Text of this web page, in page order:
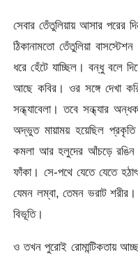
সেবার তেঁতুলিয়ায় আসার পরের
ঠিকানামতো তেঁতুলিয়া
ধরে হেঁটে যাচ্ছিল। বন্ধু বলে
আছে কবির। ওর সঙ্গে দেখা
সন্ধ্যাবেলা। তবে সন্ধ্যার
অদ্ভুত মায়াময় হয়েছিল
কমলা আর হলুদের আঁচড়ে রঙিন
ফাঁকা। সে-পথে যেতে যেতে
যেমন লম্বা, তেমন ভরাট শরীর।
বিভূতি।
ও তখন পুরোই রোমান্টিকতায়